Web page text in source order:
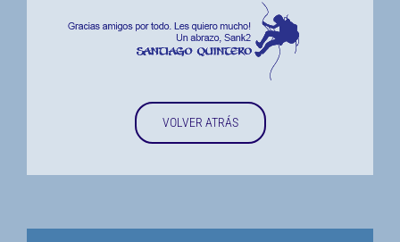
VOLVER ATRÁS